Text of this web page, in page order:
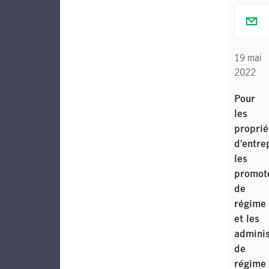
19 mai
2022
Pour
les
les
de
régime
et les
de
régime